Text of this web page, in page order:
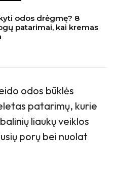
odos drėgmę? 8
patarimai, kai kremas
odos būklės
patarimų, kurie
liaukų veiklos
porų bei nuolat